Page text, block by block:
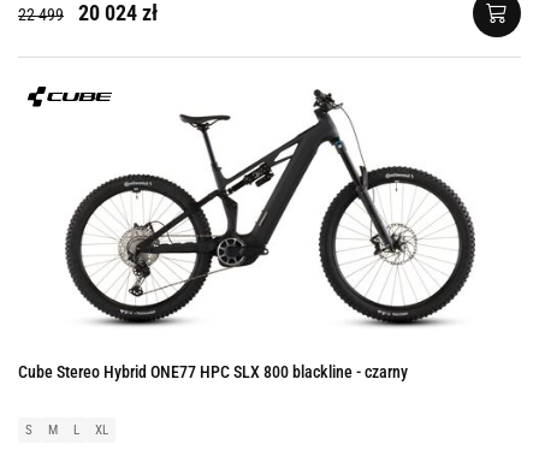
22 499 20 024 zł
Cube Stereo Hybrid ONE77 HPC SLX 800 blackline - czarny
S M L XL